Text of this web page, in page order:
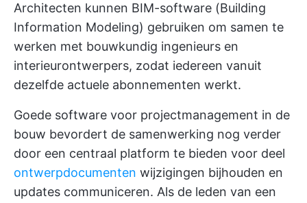
Architecten kunnen BIM-software (Building
Information Modeling) gebruiken om samen te
werken met bouwkundig ingenieurs en
interieurontwerpers, zodat iedereen vanuit
dezelfde actuele abonnementen werkt.
Goede software voor projectmanagement in de
bouw bevordert de samenwerking nog verder
door een centraal platform te bieden voor deel
ontwerpdocumenten wijzigingen bijhouden en
updates communiceren. Als de leden van een